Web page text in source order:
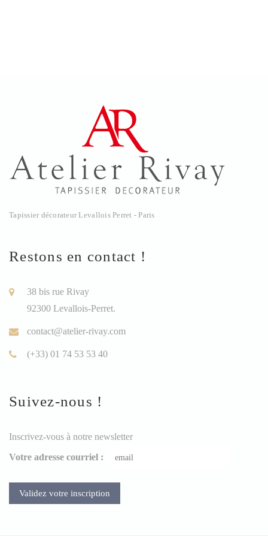
Tapissier décorateur Levallois Perret - Paris
Restons en contact !
38 bis rue Rivay
92300 Levallois-Perret.
contact@atelier-rivay.com
(+33) 01 74 53 53 40
Suivez-nous !
Inscrivez-vous à notre newsletter
Votre adresse courriel :